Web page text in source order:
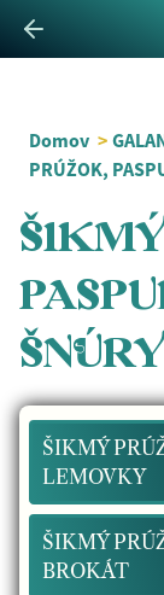
Domov >
PRÚŽOK,
ŠNÚRY
ŠIKMÝ
LEMOVKY
ŠIKMÝ
BROKÁT